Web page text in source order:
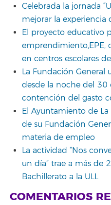
Celebrada la jornada
mejorar la experiencia
El proyecto educativo
emprendimiento,EPE,
en centros escolares
La Fundación General
desde la noche del
contención del gasto
El Ayuntamiento de La
de su Fundación
materia de empleo
La actividad “Nos
un día” trae a más de
Bachillerato a la ULL
COMENTARIOS